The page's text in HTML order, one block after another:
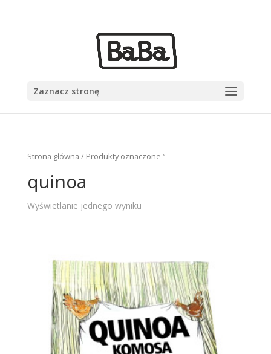
Zaznacz stronę
Strona główna / Produkty oznaczone “
quinoa
Wyświetlanie jednego wyniku